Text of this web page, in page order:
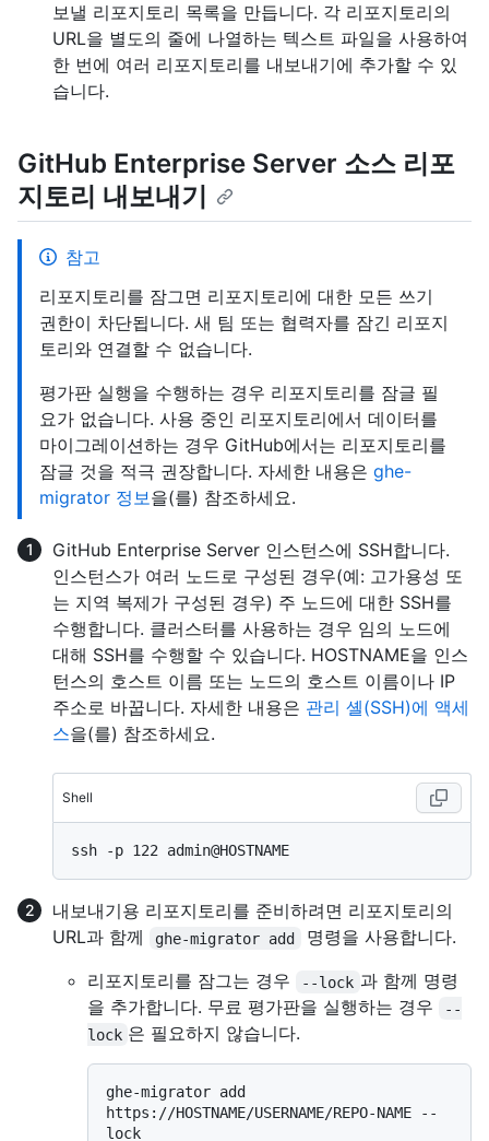
보낼 리포지토리 목록을 만듭니다. 각 리포지토리의
URL을 별도의 줄에 나열하는 텍스트 파일을 사용하여
한 번에 여러 리포지토리를 내보내기에 추가할 수 있
습니다.
GitHub Enterprise Server 소스 리포
지토리 내보내기
참고
리포지토리를 잠그면 리포지토리에 대한 모든 쓰기
권한이 차단됩니다. 새 팀 또는 협력자를 잠긴 리포지
토리와 연결할 수 없습니다.
평가판 실행을 수행하는 경우 리포지토리를 잠글 필
요가 없습니다. 사용 중인 리포지토리에서 데이터를
마이그레이션하는 경우 GitHub에서는 리포지토리를
잠글 것을 적극 권장합니다. 자세한 내용은 ghe-
migrator 정보을(를) 참조하세요.
GitHub Enterprise Server 인스턴스에 SSH합니다.
인스턴스가 여러 노드로 구성된 경우(예: 고가용성 또
는 지역 복제가 구성된 경우) 주 노드에 대한 SSH를
수행합니다. 클러스터를 사용하는 경우 임의 노드에
대해 SSH를 수행할 수 있습니다. HOSTNAME을 인스
턴스의 호스트 이름 또는 노드의 호스트 이름이나 IP
주소로 바꿉니다. 자세한 내용은 관리 셸(SSH)에 액세
스을(를) 참조하세요.
Shell
내보내기용 리포지토리를 준비하려면 리포지토리의
URL과 함께
ghe-migrator add
명령을 사용합니다.
리포지토리를 잠그는 경우
--lock 과 함께 명령
을 추가합니다. 무료 평가판을 실행하는 경우
--
lock 은 필요하지 않습니다.
ghe-migrator add
https://HOSTNAME/USERNAME/REPO-NAME --